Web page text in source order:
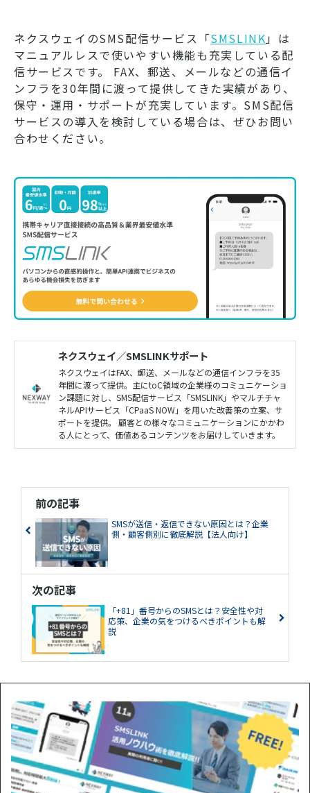
ネクスウェイのSMS配信サービス「SMSLINK 」は
マニュアルレスで使いやすい機能も充実している配
信サービスです。 FAX、郵送、メールなどの通信イ
ンフラを30年間に渡って提供してきた実績があり、
保守・運用・サポートが充実しています。SMS配信
サービスの導入を検討している場合は、ぜひお問い
合わせください。
ネクスウェイ／SMSLINKサポート
ネクスウェイはFAX、郵送、メールなどの通信インフラを35
年間に渡って提供。主にtoC領域の企業様のコミュニケーショ
ン課題に対し、SMS配信サービス「SMSLINK」やマルチチャ
ネルAPIサービス「CPaaS NOW」を用いた改善策の立案、サ
ポートを提供。 顧客との様々なコミュニケーションにかかわ
る人にとって、価値あるコンテンツをお届けしていきます。
前の記事
SMSが送信・返信できない原因とは？企業
側・顧客側別に徹底解説【法人向け】
次の記事
「+81」番号からのSMSとは？安全性や対
応策、企業の気をつけるべきポイントも解
説